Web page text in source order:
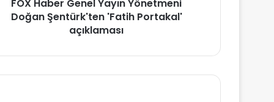
FOX Haber Genel Yayın Yönetmeni
Doğan Şentürk'ten 'Fatih Portakal'
açıklaması